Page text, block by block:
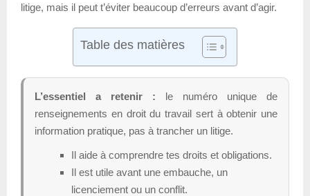
litige, mais il peut t’éviter beaucoup d’erreurs avant d’agir.
Table des matières
L’essentiel a retenir : le numéro unique de
renseignements en droit du travail sert à obtenir une
information pratique, pas à trancher un litige.
Il aide à comprendre tes droits et obligations.
Il est utile avant une embauche, un
licenciement ou un conflit.